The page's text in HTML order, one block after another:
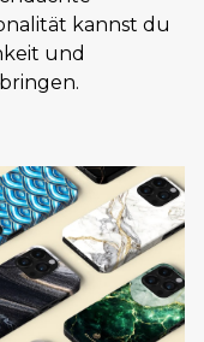
kannst du
und